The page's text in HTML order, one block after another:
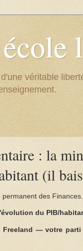
véritable
: la
(il
des Finances.
du PIB/
Freeland — votre